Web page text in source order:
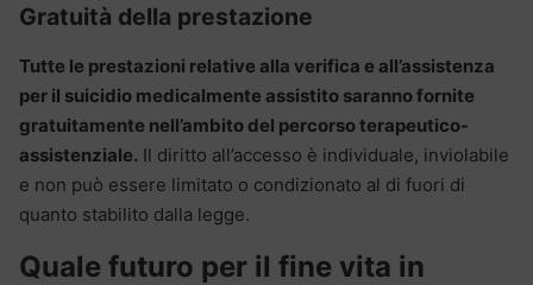
Gratuità della prestazione
Tutte le prestazioni relative alla verifica e all’assistenza
per il suicidio medicalmente assistito saranno fornite
gratuitamente nell’ambito del percorso terapeutico-
assistenziale. Il diritto all’accesso è individuale, inviolabile
e non può essere limitato o condizionato al di fuori di
quanto stabilito dalla legge.
Quale futuro per il fine vita in